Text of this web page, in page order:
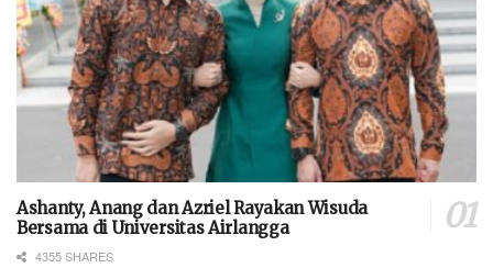
Ashanty, Anang dan Azriel Rayakan Wisuda
Bersama di Universitas Airlangga
4355 SHARES